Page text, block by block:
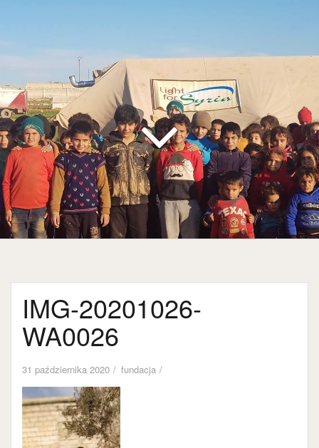
IMG-20201026-
WA0026
31 października 2020 fundacja